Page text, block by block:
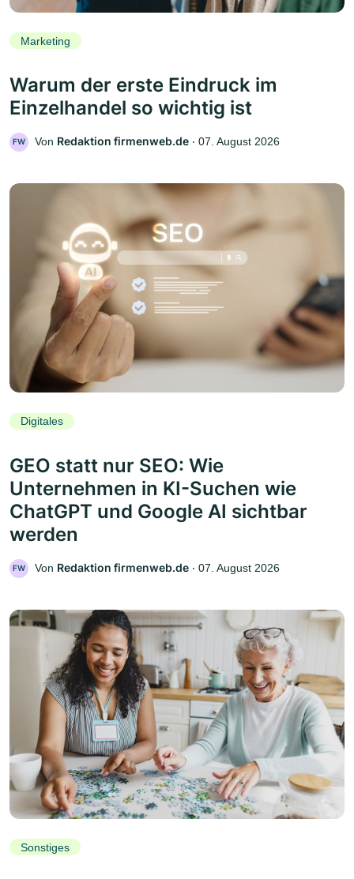
Marketing
Warum der erste Eindruck im
Einzelhandel so wichtig ist
FW Von Redaktion firmenweb.de ‧ 07. August 2026
Digitales
GEO statt nur SEO: Wie
Unternehmen in KI-Suchen wie
ChatGPT und Google AI sichtbar
werden
FW Von Redaktion firmenweb.de ‧ 07. August 2026
Sonstiges